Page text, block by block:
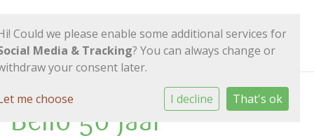
Bello 50 jaar
Could we please enable some additional services for
Media & Tracking? You can always change or
your consent later.
me choose I decline That's ok